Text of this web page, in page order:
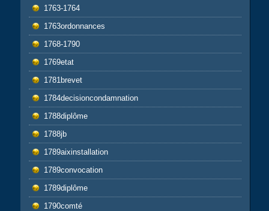
1763-1764
1763ordonnances
1768-1790
1769etat
1781brevet
1784decisioncondamnation
1788diplôme
1788jb
1789aixinstallation
1789convocation
1789diplôme
1790comté